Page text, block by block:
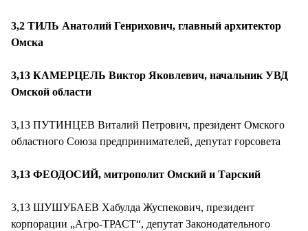
3,2 ТИЛЬ Анатолий Генрихович, главный архитектор
Омска
3,13 КАМЕРЦЕЛЬ Виктор Яковлевич, начальник УВД
Омской области
3,13 ПУТИНЦЕВ Виталий Петрович, президент Омского
областного Союза предпринимателей, депутат горсовета
3,13 ФЕОДОСИЙ, митрополит Омский и Тарский
3,13 ШУШУБАЕВ Хабулда Жуспекович, президент
корпорации „Агро-ТРАСТ“, депутат Законодательного